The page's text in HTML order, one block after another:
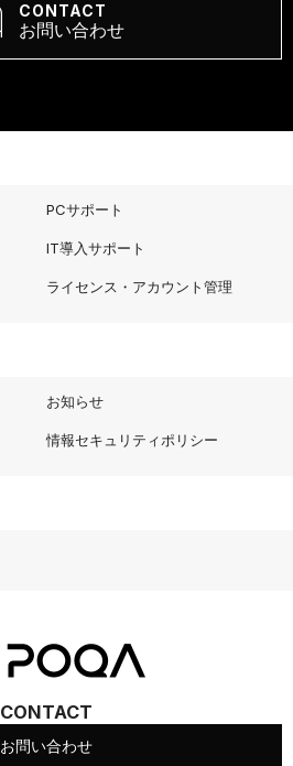
CONTACT
お問い合わせ
PCサポート
IT導入サポート
ライセンス・アカウント管理
お知らせ
情報セキュリティポリシー
CONTACT
お問い合わせ